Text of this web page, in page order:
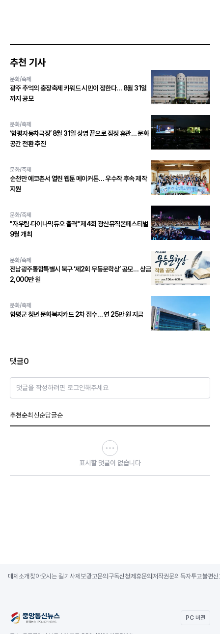
추천 기사
문화/축제
광주 추억의 충장축제 키워드 시민이 정한다… 8월 31일
까지 공모
문화/축제
‘함평자동차극장’ 8월 31일 상영 끝으로 잠정 휴관… 문화
공간 전환 추진
문화/축제
순천만 에코촌서 열린 웹툰 메이커톤… 우수작 후속 제작
지원
문화/축제
"자우림·다이나믹듀오 출격" 제4회 광산뮤직온페스티벌
9월 개최
문화/축제
전남광주통합특별시 북구 ‘제2회 무등문학상’ 공모… 상금
2,000만 원
문화/축제
함평군 청년 문화복지카드 2차 접수… 연 25만 원 지급
댓글0
댓글을 작성하려면 로그인해주세요
추천순최신순답글순
표시할 댓글이 없습니다
매체소개 찾아오시는 길기사제보광고문의 구독신청제휴문의 저작권문의 독자투고불편신
PC 버전